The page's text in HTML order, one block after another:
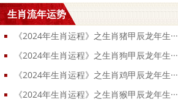
生肖流年运势
《2024年生肖运程》之生肖猪甲辰龙年生···
《2024年生肖运程》之生肖狗甲辰龙年生···
《2024年生肖运程》之生肖鸡甲辰龙年生···
《2024年生肖运程》之生肖猴甲辰龙年生···